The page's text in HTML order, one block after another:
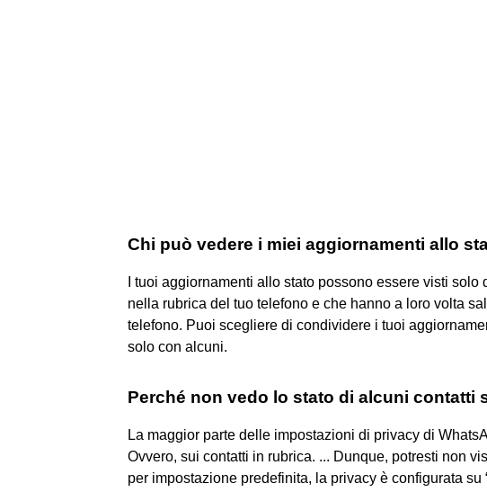
Chi può vedere i miei aggiornamenti allo
I tuoi aggiornamenti allo stato possono essere visti
nella rubrica del tuo telefono e che hanno a loro volta
telefono. Puoi scegliere di condividere i tuoi
solo con alcuni.
Perché non vedo lo stato di alcuni contatti
La maggior parte delle impostazioni di privacy di
Ovvero, sui contatti in rubrica. ... Dunque, potresti non
per impostazione predefinita, la privacy è configurata su